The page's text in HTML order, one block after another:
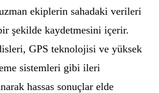
ekiplerin sahadaki verileri
şekilde kaydetmesini içerir.
GPS teknolojisi ve yüksek
sistemleri gibi ileri
hassas sonuçlar elde